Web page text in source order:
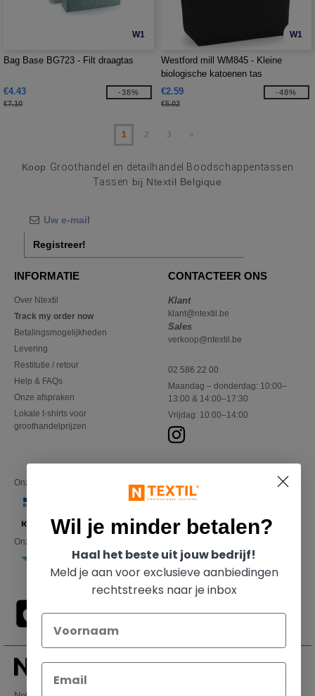
W1
Bag Base BG723 - Filt draagtas
€4.43
€7.10
-38%
W1
Westford mill WM845 - Kleine
biologische katoenen tas
€2.59
€5.02
-48%
1 2 3 »
Koop Groothandel en detailhandel Boodschappentassen
Tassen bij Ntextil Belgique
Registreer!
INFORMATIE
Over Ntextil
Track my order now
Betalingsmogelijkheden
Levering
Restitutie / retour
Help & FAQs
Onze afspraken
Lokale t-shirts voor
groothandelprijzen
CONTACTEER ONS
Klant
klant@ntextil.be
Sales
verkoop@ntextil.be
02 586 22 00
Maandag – donderdag: 10:00–
13:00 & 14:00–17:30
Vrijdag: 10:00–14:00
Onze financiële partners
Onze transporteurs
Wil je minder betalen?
Haal het beste uit jouw bedrijf!
Meld je aan voor exclusieve aanbiedingen
rechtstreeks naar je inbox